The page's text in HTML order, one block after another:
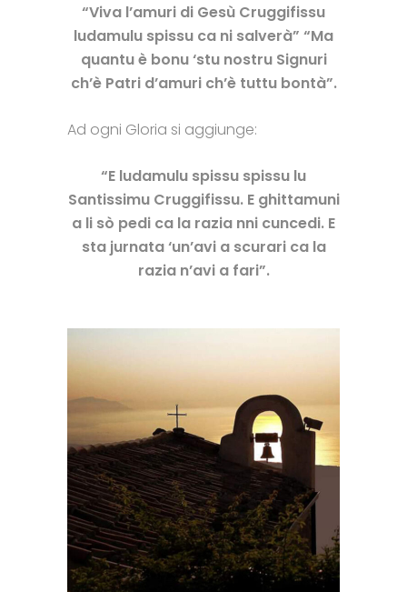
“Viva l’amuri di Gesù Cruggifissu
ludamulu spissu ca ni salverà” “Ma
quantu è bonu ‘stu nostru Signuri
ch’è Patri d’amuri ch’è tuttu bontà”.
Ad ogni Gloria si aggiunge:
“E ludamulu spissu spissu lu
Santissimu Cruggifissu. E ghittamuni
a li sò pedi ca la razia nni cuncedi. E
sta jurnata ‘un’avi a scurari ca la
razia n’avi a fari”.